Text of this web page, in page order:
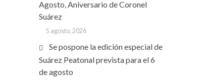
Agosto, Aniversario de Coronel
Suárez
5 agosto, 2026
Se pospone la edición especial de
Suárez Peatonal prevista para el 6
de agosto